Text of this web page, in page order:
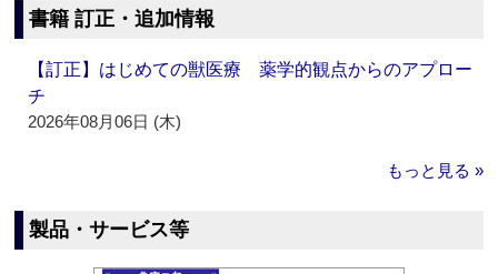
書籍 訂正・追加情報
【訂正】はじめての獣医療 薬学的観点からのアプロー
チ
2026年08月06日 (木)
もっと見る »
製品・サービス等